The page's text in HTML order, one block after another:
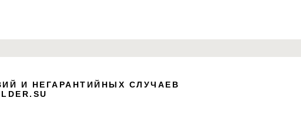
Click "Block Editor" to enter the edit mode.
И НЕГАРАНТИЙНЫХ СЛУЧАЕВ